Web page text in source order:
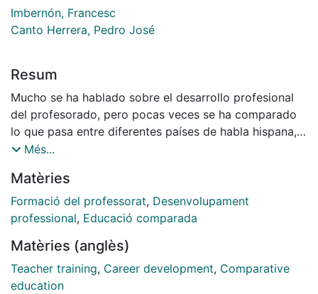
Imbernón, Francesc
Canto Herrera, Pedro José
Resum
Mucho se ha hablado sobre el desarrollo profesional
del profesorado, pero pocas veces se ha comparado
lo que pasa entre diferentes países de habla hispana,
como son los casos de España y Latinoamérica. Por
analizar la formación de profesores y su desarrollo
profesional en esas dos regiones. Presenta conceptos
como la formación y el desarrollo profesional, un
España y los países latinoamericanos en cuanto al
desarrollo profesional de los profesores, así como
algunas diferencias identificadas en sus contextos.
Més...
Matèries
Formació del professorat, Desenvolupament
professional, Educació comparada
Matèries (anglès)
Teacher training, Career development, Comparative
education